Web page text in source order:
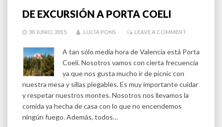
DE EXCURSIÓN A PORTA COELI
30 JUNIO, 2015 LUCÍA PONS LEAVE A COMMENT
A tan sólo media hora de Valencia está Porta
Coeli. Nosotros vamos con cierta frecuencia
ya que nos gusta mucho ir de picnic con
nuestra mesa y sillas plegables. Es muy importante cuidar
y respetar nuestros montes. Nosotros nos llevamos la
comida ya hecha de casa con lo que no encendemos
ningún fuego. Además, todos…